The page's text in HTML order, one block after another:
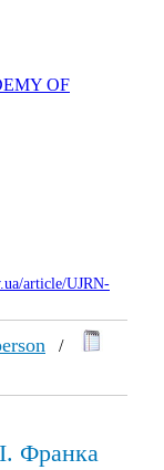
OF
article/UJRN-
/
Франка